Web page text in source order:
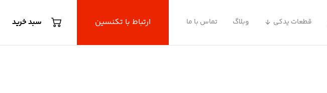
سبد خرید ارتباط با تکنسین قطعات یدکی وبلاگ تماس با ما